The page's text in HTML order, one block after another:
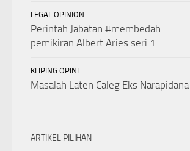
LEGAL OPINION
Perintah Jabatan #membedah
pemikiran Albert Aries seri 1
KLIPING OPINI
Masalah Laten Caleg Eks Narapidana
ARTIKEL PILIHAN